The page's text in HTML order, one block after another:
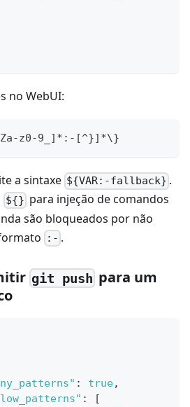
no WebUI:
z0-9_]*:-[^}]*\}
a sintaxe ${VAR:-fallback} .
${} para injeção de comandos
são bloqueados por não
:- .
git push para um
: true,
:
[